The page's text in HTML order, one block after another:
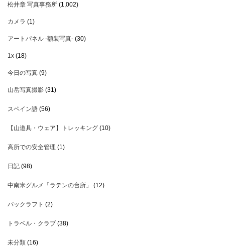
松井章 写真事務所 (1,002)
カメラ (1)
アートパネル -額装写真- (30)
1x (18)
今日の写真 (9)
山岳写真撮影 (31)
スペイン語 (56)
【山道具・ウェア】トレッキング (10)
高所での安全管理 (1)
日記 (98)
中南米グルメ「ラテンの台所」 (12)
パックラフト (2)
トラベル・クラブ (38)
未分類 (16)